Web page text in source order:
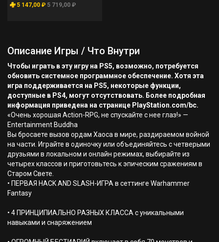
5 147,00 ₽ 5 719,00 ₽
Описание Игры / Что Внутри
Чтобы играть в эту игру на PS5, возможно, потребуется
обновить системное программное обеспечение. Хотя эта
игра поддерживается на PS5, некоторые функции,
доступные в PS4, могут отсутствовать. Более подробная
информация приведена на странице PlayStation.com/bc.
«Очень хорошая Action-RPG, не спускайте с нее глаз!» —
Entertainment Buddha
Вы бросаете вызов ордам Хаоса в мире, раздираемом войной
на части. Играйте в одиночку или объединяйтесь с четверыми
друзьями в локальном и онлайн режимах, выбирайте из
четырех классов и приготовьтесь к эпическим сражениям в
Старом Свете.
• ПЕРВАЯ HACK AND SLASH-ИГРА в сеттинге Warhammer
Fantasy
• 4 ПРИНЦИПИАЛЬНО РАЗНЫХ КЛАССА с уникальными
навыками и снаряжением